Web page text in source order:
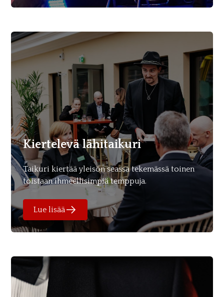
Kiertelevä lähitaikuri
Taikuri kiertää yleisön seassa tekemässä toinen
toistaan ihmeellisimpiä temppuja.
Lue lisää